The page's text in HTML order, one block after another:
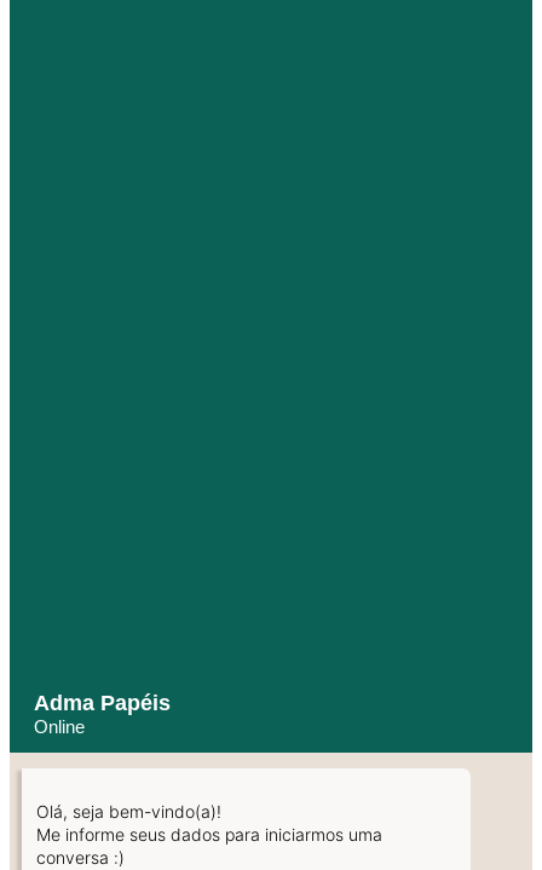
Adma Papéis
Online
Olá, seja bem-vindo(a)!
Me informe seus dados para iniciarmos uma
conversa :)